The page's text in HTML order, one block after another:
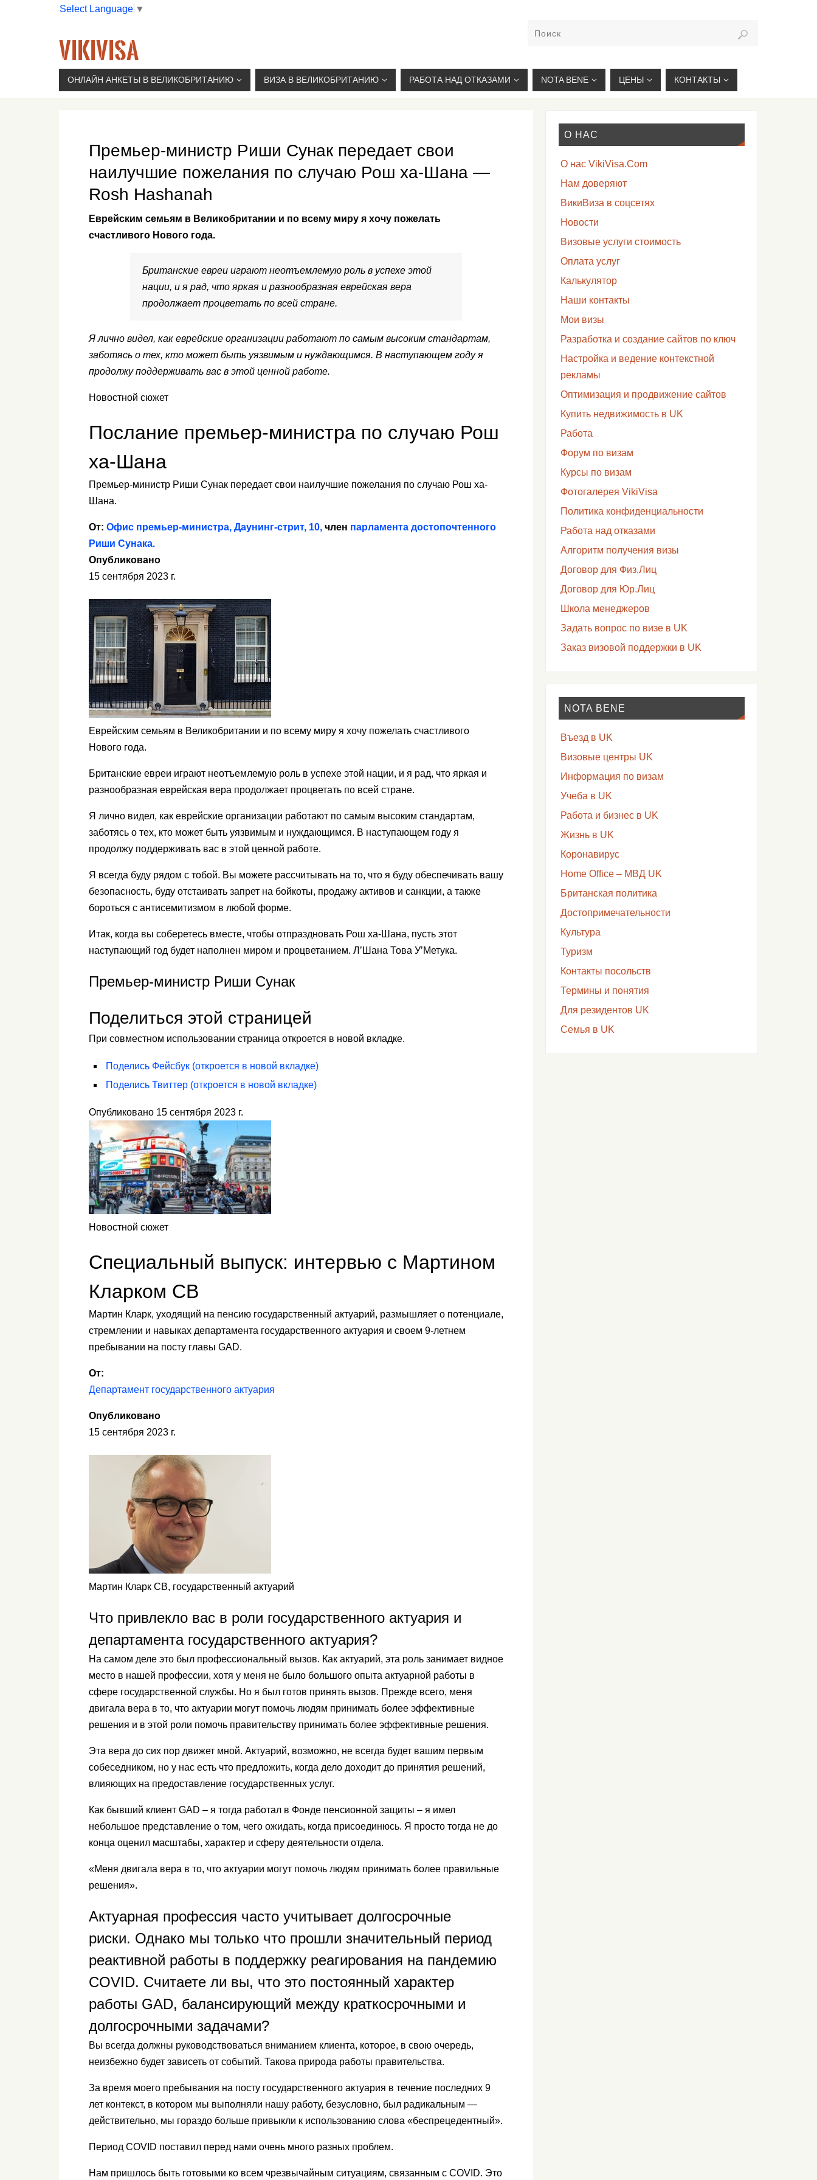
Select Language ▼
VIKIVISA
Г. МОСКВА, 2-Й СЫРОМЯТНИЧЕСКИЙ ПЕР., 11, М. КУРСКАЯ, +7(926)734-03-33, +7(926)274-03-33, VISA@VIKIVISA.RU
ОНЛАЙН АНКЕТЫ В ВЕЛИКОБРИТАНИЮ ВИЗА В ВЕЛИКОБРИТАНИЮ РАБОТА НАД ОТКАЗАМИ NOTA BENE ЦЕНЫ КОНТАКТЫ
Премьер-министр Риши Сунак передает свои
наилучшие пожелания по случаю Рош ха-Шана —
Rosh Hashanah
Еврейским семьям в Великобритании и по всему миру я хочу пожелать
счастливого Нового года.
Британские евреи играют неотъемлемую роль в успехе этой
нации, и я рад, что яркая и разнообразная еврейская вера
продолжает процветать по всей стране.
Я лично видел, как еврейские организации работают по самым высоким стандартам,
заботясь о тех, кто может быть уязвимым и нуждающимся. В наступающем году я
продолжу поддерживать вас в этой ценной работе.
Новостной сюжет
Послание премьер-министра по случаю Рош
ха-Шана
Премьер-министр Риши Сунак передает свои наилучшие пожелания по случаю Рош ха-
Шана.
От: Офис премьер-министра, Даунинг-стрит, 10, член парламента достопочтенного
Риши Сунака.
Опубликовано
15 сентября 2023 г.
Еврейским семьям в Великобритании и по всему миру я хочу пожелать счастливого
Нового года.
Британские евреи играют неотъемлемую роль в успехе этой нации, и я рад, что яркая и
разнообразная еврейская вера продолжает процветать по всей стране.
Я лично видел, как еврейские организации работают по самым высоким стандартам,
заботясь о тех, кто может быть уязвимым и нуждающимся. В наступающем году я
продолжу поддерживать вас в этой ценной работе.
Я всегда буду рядом с тобой. Вы можете рассчитывать на то, что я буду обеспечивать вашу
безопасность, буду отстаивать запрет на бойкоты, продажу активов и санкции, а также
бороться с антисемитизмом в любой форме.
Итак, когда вы соберетесь вместе, чтобы отпраздновать Рош ха-Шана, пусть этот
наступающий год будет наполнен миром и процветанием. Л’Шана Това У’Метука.
Премьер-министр Риши Сунак
Поделиться этой страницей
При совместном использовании страница откроется в новой вкладке.
Поделись Фейсбук (откроется в новой вкладке)
Поделись Твиттер (откроется в новой вкладке)
Опубликовано 15 сентября 2023 г.
Новостной сюжет
Специальный выпуск: интервью с Мартином
Кларком CB
Мартин Кларк, уходящий на пенсию государственный актуарий, размышляет о потенциале,
стремлении и навыках департамента государственного актуария и своем 9-летнем
пребывании на посту главы GAD.
От:
Департамент государственного актуария
Опубликовано
15 сентября 2023 г.
Мартин Кларк CB, государственный актуарий
Что привлекло вас в роли государственного актуария и
департамента государственного актуария?
На самом деле это был профессиональный вызов. Как актуарий, эта роль занимает видное
место в нашей профессии, хотя у меня не было большого опыта актуарной работы в
сфере государственной службы. Но я был готов принять вызов. Прежде всего, меня
двигала вера в то, что актуарии могут помочь людям принимать более эффективные
решения и в этой роли помочь правительству принимать более эффективные решения.
Эта вера до сих пор движет мной. Актуарий, возможно, не всегда будет вашим первым
собеседником, но у нас есть что предложить, когда дело доходит до принятия решений,
влияющих на предоставление государственных услуг.
Как бывший клиент GAD – я тогда работал в Фонде пенсионной защиты – я имел
небольшое представление о том, чего ожидать, когда присоединюсь. Я просто тогда не до
конца оценил масштабы, характер и сферу деятельности отдела.
«Меня двигала вера в то, что актуарии могут помочь людям принимать более правильные
решения».
Актуарная профессия часто учитывает долгосрочные
риски. Однако мы только что прошли значительный период
реактивной работы в поддержку реагирования на пандемию
COVID. Считаете ли вы, что это постоянный характер
работы GAD, балансирующий между краткосрочными и
долгосрочными задачами?
Вы всегда должны руководствоваться вниманием клиента, которое, в свою очередь,
неизбежно будет зависеть от событий. Такова природа работы правительства.
За время моего пребывания на посту государственного актуария в течение последних 9
лет контекст, в котором мы выполняли нашу работу, безусловно, был радикальным —
действительно, мы гораздо больше привыкли к использованию слова «беспрецедентный».
Период COVID поставил перед нами очень много разных проблем.
Нам пришлось быть готовыми ко всем чрезвычайным ситуациям, связанным с COVID. Это
О НАС
О нас VikiVisa.Com
Нам доверяют
ВикиВиза в соцсетях
Новости
Визовые услуги стоимость
Оплата услуг
Калькулятор
Наши контакты
Мои визы
Разработка и создание сайтов по ключ
Настройка и ведение контекстной
рекламы
Оптимизация и продвижение сайтов
Купить недвижимость в UK
Работа
Форум по визам
Курсы по визам
Фотогалерея VikiVisa
Политика конфиденциальности
Работа над отказами
Алгоритм получения визы
Договор для Физ.Лиц
Договор для Юр.Лиц
Школа менеджеров
Задать вопрос по визе в UK
Заказ визовой поддержки в UK
NOTA BENE
Въезд в UK
Визовые центры UK
Информация по визам
Учеба в UK
Работа и бизнес в UK
Жизнь в UK
Коронавирус
Home Office – МВД UK
Британская политика
Достопримечательности
Культура
Туризм
Контакты посольств
Термины и понятия
Для резидентов UK
Семья в UK